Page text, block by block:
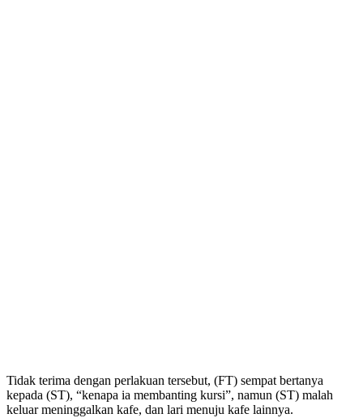
Tidak terima dengan perlakuan tersebut, (FT) sempat bertanya
kepada (ST), “kenapa ia membanting kursi”, namun (ST) malah
keluar meninggalkan kafe, dan lari menuju kafe lainnya.